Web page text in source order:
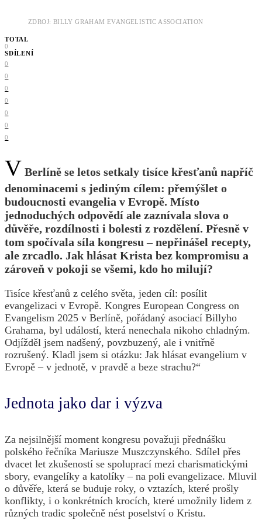
ZDROJ: BILLY GRAHAM EVANGELISTIC ASSOCIATION
TOTAL
0
SDÍLENÍ
0
0
0
0
0
0
0
V Berlíně se letos setkaly tisíce křesťanů napříč
denominacemi s jediným cílem: přemýšlet o
budoucnosti evangelia v Evropě. Místo
jednoduchých odpovědí ale zaznívala slova o
důvěře, rozdílnosti i bolesti z rozdělení. Přesně v
tom spočívala síla kongresu – nepřinášel recepty,
ale zrcadlo. Jak hlásat Krista bez kompromisu a
zároveň v pokoji se všemi, kdo ho milují?
Tisíce křesťanů z celého světa, jeden cíl: posílit
evangelizaci v Evropě. Kongres European Congress on
Evangelism 2025 v Berlíně, pořádaný asociací Billyho
Grahama, byl událostí, která nenechala nikoho chladným.
Odjížděl jsem nadšený, povzbuzený, ale i vnitřně
rozrušený. Kladl jsem si otázku: Jak hlásat evangelium v
Evropě – v jednotě, v pravdě a beze strachu?“
Jednota jako dar i výzva
Za nejsilnější moment kongresu považuji přednášku
polského řečníka Mariusze Muszczynského. Sdílel přes
dvacet let zkušeností se spoluprací mezi charismatickými
sbory, evangelíky a katolíky – na poli evangelizace. Mluvil
o důvěře, která se buduje roky, o vztazích, které prošly
konflikty, i o konkrétních krocích, které umožnily lidem z
různých tradic společně nést poselství o Kristu.